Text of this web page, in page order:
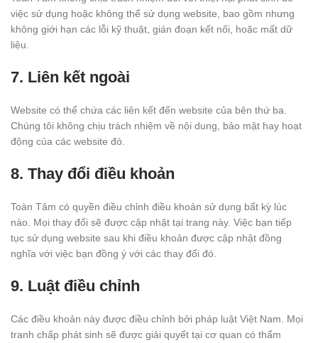
việc sử dụng hoặc không thể sử dụng website, bao gồm nhưng
không giới hạn các lỗi kỹ thuật, gián đoạn kết nối, hoặc mất dữ
liệu.
7. Liên kết ngoài
Website có thể chứa các liên kết đến website của bên thứ ba.
Chúng tôi không chịu trách nhiệm về nội dung, bảo mật hay hoạt
động của các website đó.
8. Thay đổi điều khoản
Toàn Tâm có quyền điều chỉnh điều khoản sử dụng bất kỳ lúc
nào. Mọi thay đổi sẽ được cập nhật tại trang này. Việc bạn tiếp
tục sử dụng website sau khi điều khoản được cập nhật đồng
nghĩa với việc bạn đồng ý với các thay đổi đó.
9. Luật điều chỉnh
Các điều khoản này được điều chỉnh bởi pháp luật Việt Nam. Mọi
tranh chấp phát sinh sẽ được giải quyết tại cơ quan có thẩm